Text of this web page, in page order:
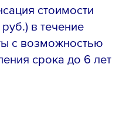
стоимости
в течение
с возможностью
срока до 6 лет